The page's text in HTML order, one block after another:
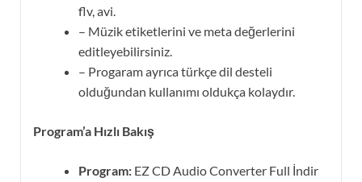
flv, avi.
– Müzik etiketlerini ve meta değerlerini
editleyebilirsiniz.
– Progaram ayrıca türkçe dil desteli
olduğundan kullanımı oldukça kolaydır.
Program’a Hızlı Bakış
Program: EZ CD Audio Converter Full İndir